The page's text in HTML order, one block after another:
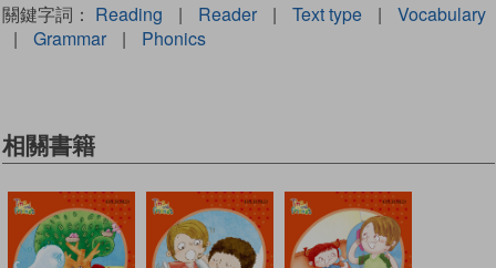
關鍵字詞： Reading | Reader | Text type |
Vocabulary
|
Grammar | Phonics
相關書籍